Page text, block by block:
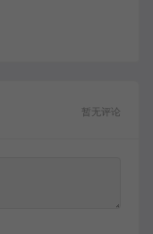
暂无评论